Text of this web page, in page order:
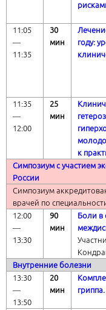
11:05
―
11:35
30
мин
году:
11:35
―
12:00
25
мин
к
Симпозиум с участием
России
Симпозиум
врачей по
12:00
―
13:30
90
мин
Боли в
Внутренние болезни
13:30
―
13:50
20
мин